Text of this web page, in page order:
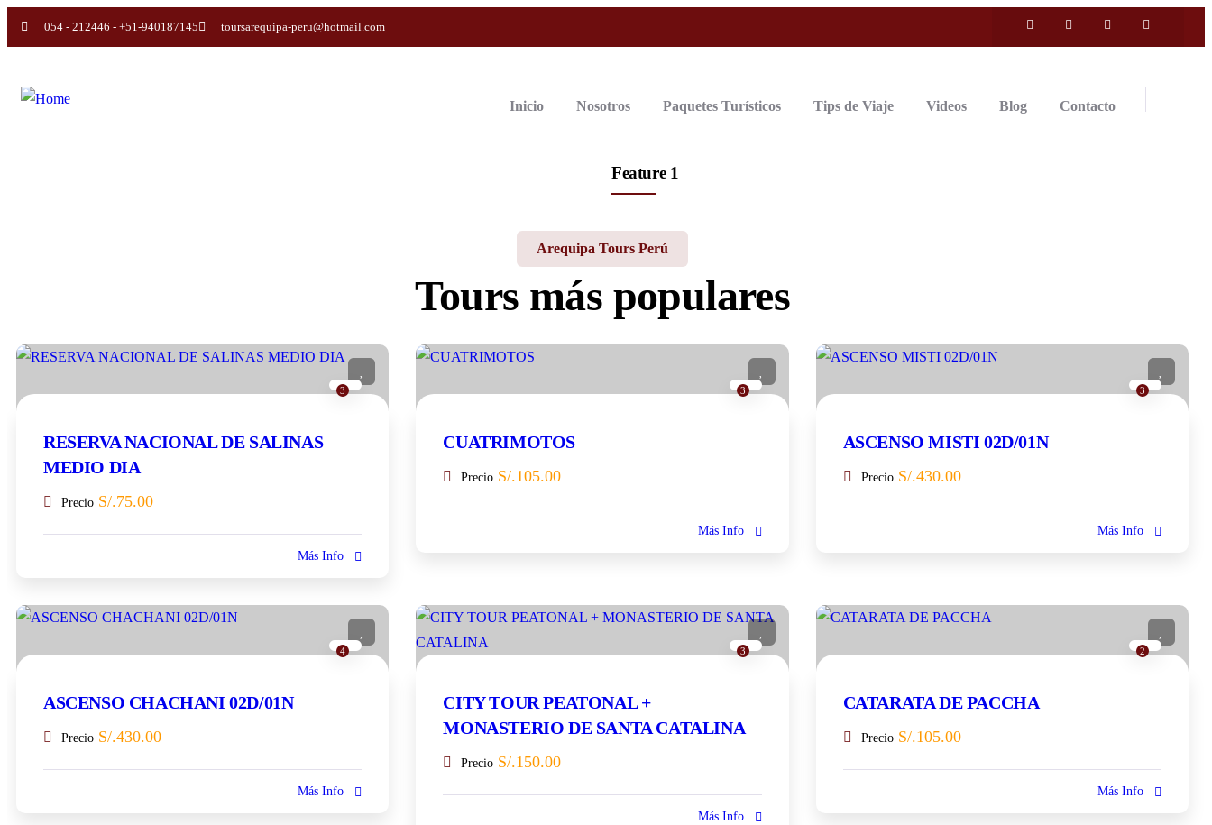
054 - 212446 - +51-940187145 toursarequipa-peru@hotmail.com
Inicio Nosotros Paquetes Turísticos Tips de Viaje Videos Blog Contacto
Feature 1
Arequipa Tours Perú
Tours más populares
3
RESERVA NACIONAL DE SALINAS
MEDIO DIA
Precio S/.75.00
Más Info
3
CUATRIMOTOS
Precio S/.105.00
Más Info
3
ASCENSO MISTI 02D/01N
Precio S/.430.00
Más Info
4
ASCENSO CHACHANI 02D/01N
Precio S/.430.00
Más Info
3
CITY TOUR PEATONAL +
MONASTERIO DE SANTA CATALINA
Precio S/.150.00
Más Info
2
CATARATA DE PACCHA
Precio S/.105.00
Más Info